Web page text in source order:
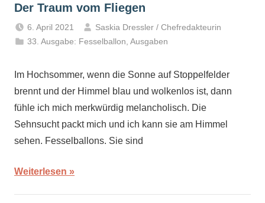
Der Traum vom Fliegen
6. April 2021
Saskia Dressler / Chefredakteurin
33. Ausgabe: Fesselballon ,Ausgaben
Im Hochsommer, wenn die Sonne auf Stoppelfelder
brennt und der Himmel blau und wolkenlos ist, dann
fühle ich mich merkwürdig melancholisch. Die
Sehnsucht packt mich und ich kann sie am Himmel
sehen. Fesselballons. Sie sind
Weiterlesen